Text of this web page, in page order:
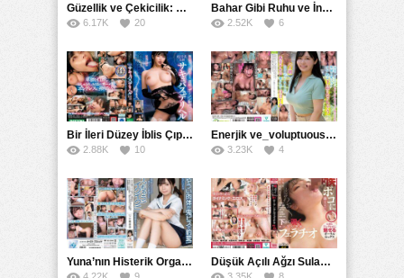
Güzellik ve Çekicilik: Bir İşyeri Kadininin Hikayesi
6.17K 20
Bahar Gibi Ruhu ve İncelikle Doldurmak
2.52K 6
Bir İleri Düzey İblis Çıplak Teslimat Görevlisi, İnce Bedeni ve Şeytani Becerileriyle Sizi Sürekli BoşaltacakMDBK
2.88K 10
Enerjik ve_voluptuous Üniversite Kızının H Kupa Büyüklüğündeki Göğüsleri ve Çılgın Orgazmı
3.23K 4
Yuna’nın Histerik Orgazmı: Genç Kızın Savage Hareketlerle Ulaştığı Şiddetli Coşkuları Düşük Açılı Ağzı Sulama Teknikleri ve AGMX İlişkisi